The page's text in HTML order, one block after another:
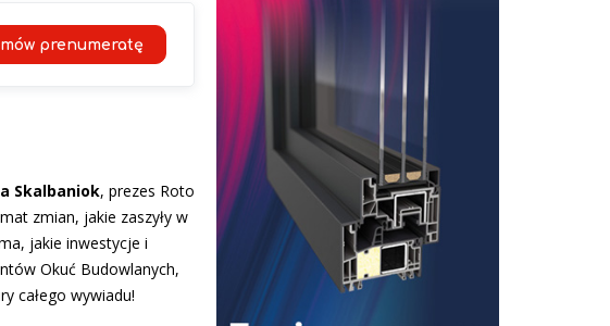
prenumeratę
Skalbaniok, prezes Roto
zmian, jakie zaszyły w
jakie inwestycje i
Okuć Budowlanych,
całego wywiadu!